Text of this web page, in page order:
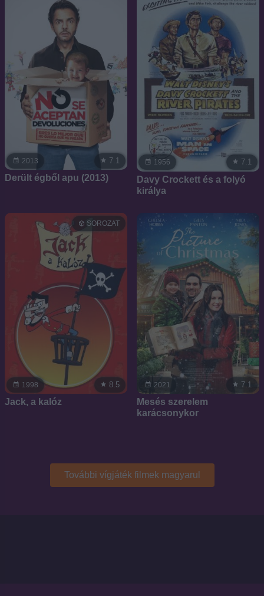
2013 7.1
Derült égből apu (2013)
1956 7.1
Davy Crockett és a folyó
királya
1998
SOROZAT
8.5
Jack, a kalóz
2021 7.1
Mesés szerelem
karácsonykor
További vígjáték filmek magyarul